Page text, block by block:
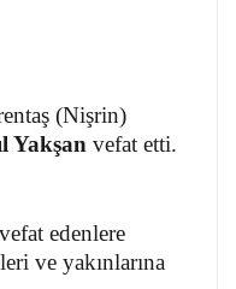
(Nişrin)
Yakşan vefat etti.
edenlere
ve yakınlarına